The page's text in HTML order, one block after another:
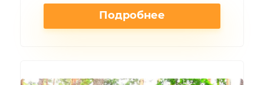
Подробнее